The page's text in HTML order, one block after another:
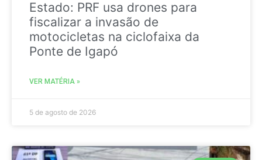
Estado: PRF usa drones para
fiscalizar a invasão de
motocicletas na ciclofaixa da
Ponte de Igapó
VER MATÉRIA »
5 de agosto de 2026